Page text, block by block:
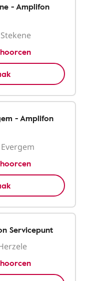
- Amplifon
- Amplifon
Servicepunt